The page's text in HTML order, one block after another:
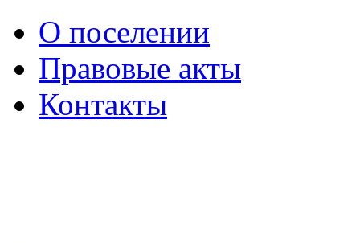
О поселении
Правовые акты
Контакты